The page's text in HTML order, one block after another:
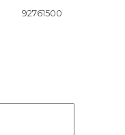
92761500